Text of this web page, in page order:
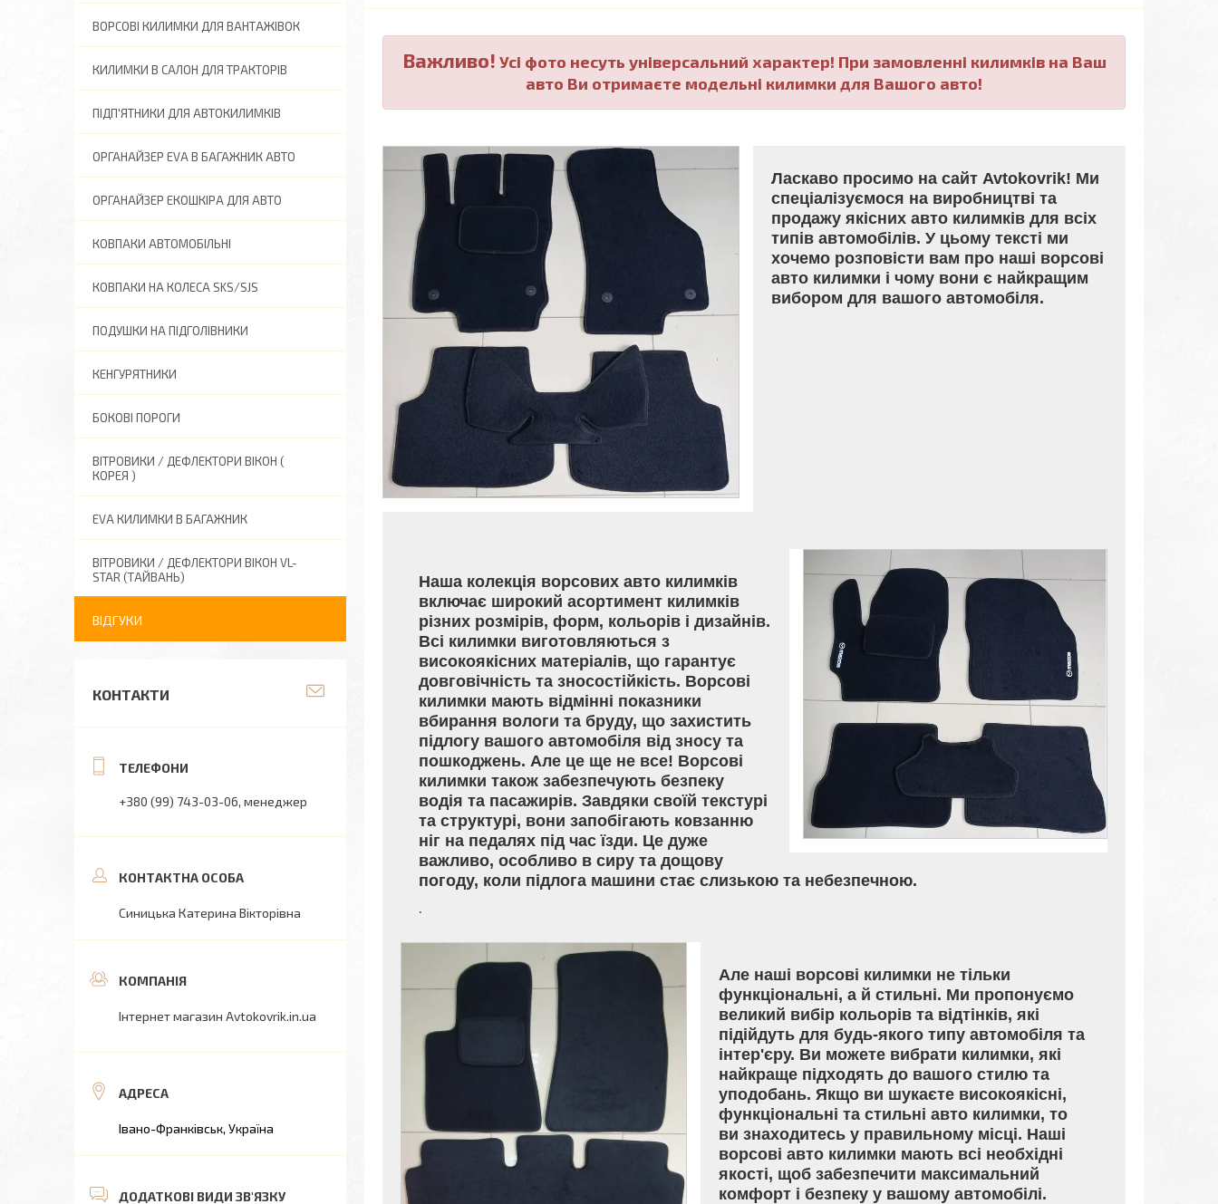
Важливо! Усі фото несуть універсальний характер! При замовленні килимків на Ваш
авто Ви отримаєте модельні килимки для Вашого авто!
Ласкаво просимо на сайт Avtokovrik! Ми
спеціалізуємося на виробництві та
продажу якісних авто килимків для всіх
типів автомобілів. У цьому тексті ми
хочемо розповісти вам про наші ворсові
авто килимки і чому вони є найкращим
вибором для вашого автомобіля.
Наша колекція ворсових авто килимків
включає широкий асортимент килимків
різних розмірів, форм, кольорів і дизайнів.
Всі килимки виготовляються з
високоякісних матеріалів, що гарантує
довговічність та зносостійкість. Ворсові
килимки мають відмінні показники
вбирання вологи та бруду, що захистить
підлогу вашого автомобіля від зносу та
пошкоджень. Але це ще не все! Ворсові
килимки також забезпечують безпеку
водія та пасажирів. Завдяки своїй текстурі
та структурі, вони запобігають ковзанню
ніг на педалях під час їзди. Це дуже
важливо, особливо в сиру та дощову
погоду, коли підлога машини стає слизькою та небезпечною.
.
Але наші ворсові килимки не тільки
функціональні, а й стильні. Ми пропонуємо
великий вибір кольорів та відтінків, які
підійдуть для будь-якого типу автомобіля та
інтер'єру. Ви можете вибрати килимки, які
найкраще підходять до вашого стилю та
уподобань. Якщо ви шукаєте високоякісні,
функціональні та стильні авто килимки, то
ви знаходитесь у правильному місці. Наші
ворсові авто килимки мають всі необхідні
якості, щоб забезпечити максимальний
комфорт і безпеку у вашому автомобілі.
ВОРСОВІ КИЛИМКИ ДЛЯ ВАНТАЖІВОК
КИЛИМКИ В САЛОН ДЛЯ ТРАКТОРІВ
ПІДП'ЯТНИКИ ДЛЯ АВТОКИЛИМКІВ
ОРГАНАЙЗЕР EVA В БАГАЖНИК АВТО
ОРГАНАЙЗЕР ЕКОШКІРА ДЛЯ АВТО
КОВПАКИ АВТОМОБІЛЬНІ
КОВПАКИ НА КОЛЕСА SKS/SJS
ПОДУШКИ НА ПІДГОЛІВНИКИ
КЕНГУРЯТНИКИ
БОКОВІ ПОРОГИ
ВІТРОВИКИ / ДЕФЛЕКТОРИ ВІКОН (
КОРЕЯ )
EVA КИЛИМКИ В БАГАЖНИК
ВІТРОВИКИ / ДЕФЛЕКТОРИ ВІКОН VL-
STAR (ТАЙВАНЬ)
ВІДГУКИ
КОНТАКТИ
+380 (99) 743-03-06 менеджер
Синицька Катерина Вікторівна
Інтернет магазин Avtokovrik.in.ua
Івано-Франківськ, Україна